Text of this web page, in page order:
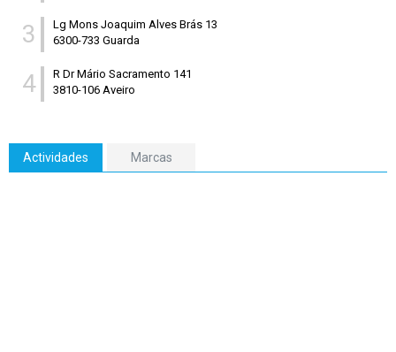
3
Lg Mons Joaquim Alves Brás 13
6300-733 Guarda
4
R Dr Mário Sacramento 141
3810-106 Aveiro
Actividades Marcas